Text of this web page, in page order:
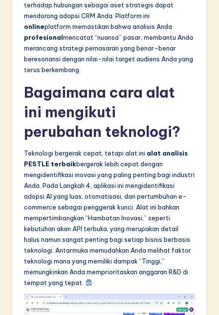
terhadap hubungan sebagai aset strategis dapat
mendorong adopsi CRM Anda. Platform ini
onlineplatform memastikan bahwa analisis Anda
profesionalmencatat “nuansa” pasar, membantu Anda
merancang strategi pemasaran yang benar-benar
beresonansi dengan nilai-nilai target audiens Anda yang
terus berkembang.
Bagaimana cara alat
ini mengikuti
perubahan teknologi?
Teknologi bergerak cepat, tetapi alat ini alat analisis
PESTLE terbaikbergerak lebih cepat dengan
mengidentifikasi inovasi yang paling penting bagi industri
Anda. Pada Langkah 4, aplikasi ini mengidentifikasi
adopsi AI yang luas, otomatisasi, dan pertumbuhan e-
commerce sebagai penggerak kunci. Alat ini bahkan
mempertimbangkan “Hambatan Inovasi,” seperti
kebutuhan akan API terbuka, yang merupakan detail
halus namun sangat penting bagi setiap bisnis berbasis
teknologi. Antarmuka memudahkan Anda melihat faktor
teknologi mana yang memiliki dampak “Tinggi,”
memungkinkan Anda memprioritaskan anggaran R&D di
tempat yang tepat.